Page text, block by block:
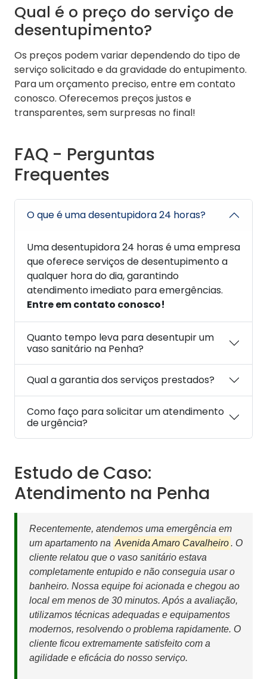
Qual é o preço do serviço de
desentupimento?
Os preços podem variar dependendo do tipo de
serviço solicitado e da gravidade do entupimento.
Para um orçamento preciso, entre em contato
conosco. Oferecemos preços justos e
transparentes, sem surpresas no final!
FAQ - Perguntas
Frequentes
O que é uma desentupidora 24 horas?
Uma desentupidora 24 horas é uma empresa
que oferece serviços de desentupimento a
qualquer hora do dia, garantindo
atendimento imediato para emergências.
Entre em contato conosco!
Quanto tempo leva para desentupir um
vaso sanitário na Penha?
Qual a garantia dos serviços prestados?
Como faço para solicitar um atendimento
de urgência?
Estudo de Caso:
Atendimento na Penha
Recentemente, atendemos uma emergência em
um apartamento na Avenida Amaro Cavalheiro. O
cliente relatou que o vaso sanitário estava
completamente entupido e não conseguia usar o
banheiro. Nossa equipe foi acionada e chegou ao
local em menos de 30 minutos. Após a avaliação,
utilizamos técnicas adequadas e equipamentos
modernos, resolvendo o problema rapidamente. O
cliente ficou extremamente satisfeito com a
agilidade e eficácia do nosso serviço.